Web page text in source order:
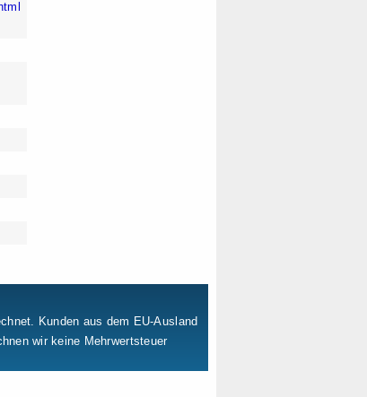
Kunden aus dem EU-Ausland
wir keine Mehrwertsteuer